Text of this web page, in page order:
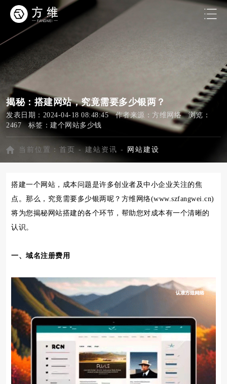
揭秘：搭建网站，究竟需要多少银两？
发表日期：2024-04-18 08:48:45 作者来源：方维网络 浏览：
2467 标签： 建个网站多少钱
当前位置： 首页 - 建站资讯 - 网站建设
搭建一个网站，成本问题是许多创业者及中小企业关注的焦
点。那么，究竟需要多少银两呢？方维网络(www.szfangwei.cn)
将为您揭秘网站搭建的各个环节，帮助您对成本有一个清晰的
认识。
一、域名注册费用